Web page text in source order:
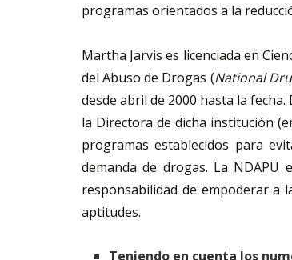
programas orientados a la
Martha Jarvis es licenciada en
del Abuso de Drogas (National
desde abril de 2000 hasta la
la Directora de dicha institución
programas establecidos para
demanda de drogas. La
responsabilidad de empoderar a
aptitudes.
Teniendo en cuenta los